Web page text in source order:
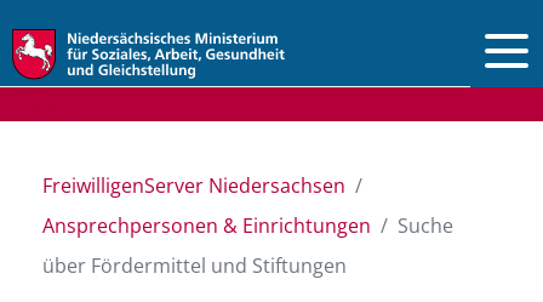
FreiwilligenServer Niedersachsen
Ansprechpersonen & Einrichtungen
Suche
über Fördermittel und Stiftungen